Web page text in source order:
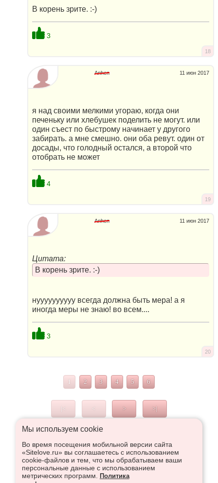
В корень зрите. :-)
3
18
11 июн 2017
Anhen
я над своими мелкими угораю, когда они
печеньку или хлебушек поделить не могут. или
один съест по быстрому начинает у другого
забирать. а мне смешно. они оба ревут. один от
досады, что голодный остался, а второй что
отобрать не может
4
19
11 июн 2017
Anhen
Цитата:
В корень зрите. :-)
нуууууууууу всегда должна быть мера! а я
иногда меры не знаю! во всем....
3
20
1 2 3 4 5 6
|< < > >|
Что высказаться в Рупор, необходимо войти или
зарегистрироваться:
Мы используем сookie
Во время посещения мобильной версии сайта
«Sitelove.ru» вы соглашаетесь с использованием
cookie-файлов и тем, что мы обрабатываем ваши
персональные данные с использованием
метрических программ.
Политика